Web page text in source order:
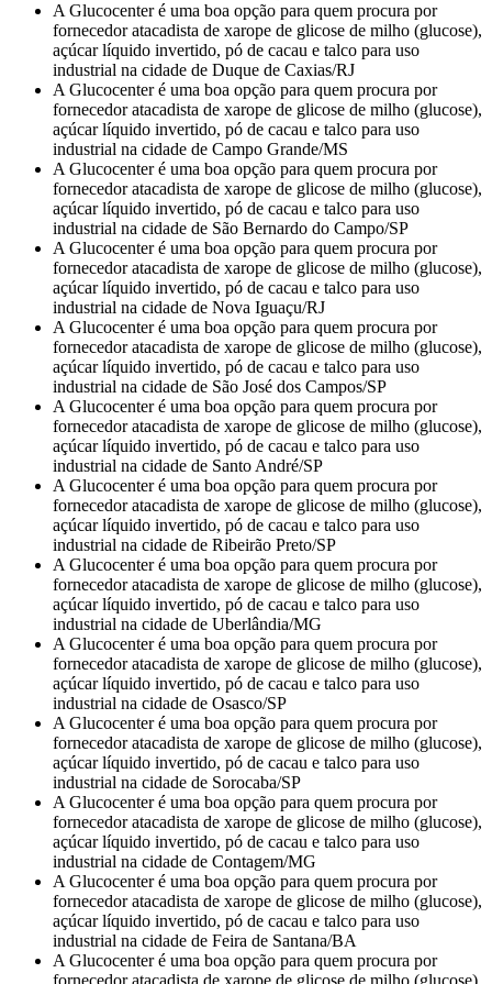
A Glucocenter é uma boa opção para quem procura por
fornecedor atacadista de xarope de glicose de milho (glucose),
açúcar líquido invertido, pó de cacau e talco para uso
industrial na cidade de Duque de Caxias/RJ
A Glucocenter é uma boa opção para quem procura por
fornecedor atacadista de xarope de glicose de milho (glucose),
açúcar líquido invertido, pó de cacau e talco para uso
industrial na cidade de Campo Grande/MS
A Glucocenter é uma boa opção para quem procura por
fornecedor atacadista de xarope de glicose de milho (glucose),
açúcar líquido invertido, pó de cacau e talco para uso
industrial na cidade de São Bernardo do Campo/SP
A Glucocenter é uma boa opção para quem procura por
fornecedor atacadista de xarope de glicose de milho (glucose),
açúcar líquido invertido, pó de cacau e talco para uso
industrial na cidade de Nova Iguaçu/RJ
A Glucocenter é uma boa opção para quem procura por
fornecedor atacadista de xarope de glicose de milho (glucose),
açúcar líquido invertido, pó de cacau e talco para uso
industrial na cidade de São José dos Campos/SP
A Glucocenter é uma boa opção para quem procura por
fornecedor atacadista de xarope de glicose de milho (glucose),
açúcar líquido invertido, pó de cacau e talco para uso
industrial na cidade de Santo André/SP
A Glucocenter é uma boa opção para quem procura por
fornecedor atacadista de xarope de glicose de milho (glucose),
açúcar líquido invertido, pó de cacau e talco para uso
industrial na cidade de Ribeirão Preto/SP
A Glucocenter é uma boa opção para quem procura por
fornecedor atacadista de xarope de glicose de milho (glucose),
açúcar líquido invertido, pó de cacau e talco para uso
industrial na cidade de Uberlândia/MG
A Glucocenter é uma boa opção para quem procura por
fornecedor atacadista de xarope de glicose de milho (glucose),
açúcar líquido invertido, pó de cacau e talco para uso
industrial na cidade de Osasco/SP
A Glucocenter é uma boa opção para quem procura por
fornecedor atacadista de xarope de glicose de milho (glucose),
açúcar líquido invertido, pó de cacau e talco para uso
industrial na cidade de Sorocaba/SP
A Glucocenter é uma boa opção para quem procura por
fornecedor atacadista de xarope de glicose de milho (glucose),
açúcar líquido invertido, pó de cacau e talco para uso
industrial na cidade de Contagem/MG
A Glucocenter é uma boa opção para quem procura por
fornecedor atacadista de xarope de glicose de milho (glucose),
açúcar líquido invertido, pó de cacau e talco para uso
industrial na cidade de Feira de Santana/BA
A Glucocenter é uma boa opção para quem procura por
fornecedor atacadista de xarope de glicose de milho (glucose),